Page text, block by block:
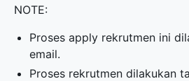
NOTE:
Proses apply rekrutmen ini
email.
Proses rekrutmen dilakukan